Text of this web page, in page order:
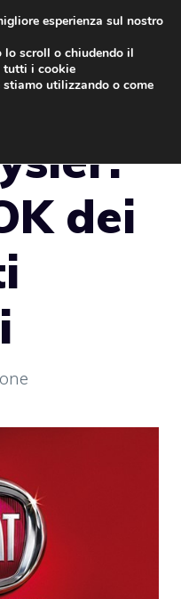
dei
esperienza sul nostro
scroll o chiudendo il
tutti i cookie
utilizzando o come